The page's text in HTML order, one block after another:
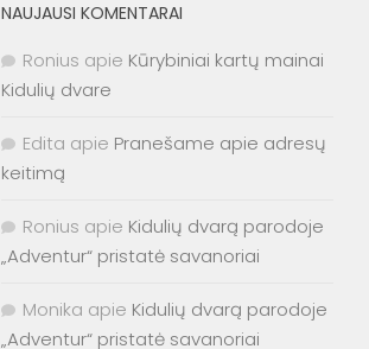
NAUJAUSI KOMENTARAI
Ronius apie Kūrybiniai kartų mainai
Kidulių dvare
Edita apie Pranešame apie adresų
keitimą
Ronius apie Kidulių dvarą parodoje
„Adventur“ pristatė savanoriai
Monika apie Kidulių dvarą parodoje
„Adventur“ pristatė savanoriai